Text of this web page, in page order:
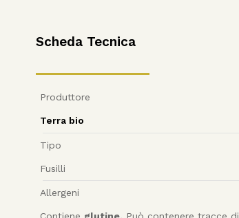
Scheda Tecnica
Produttore
Terra bio
Tipo
Fusilli
Allergeni